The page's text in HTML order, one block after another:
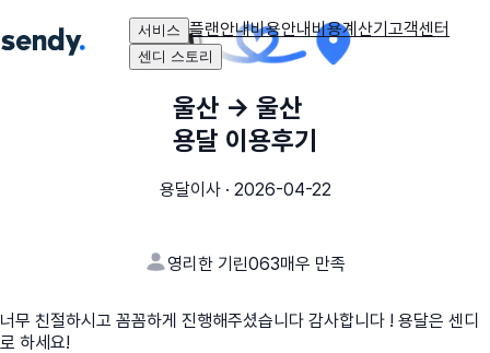
서비스 플랜안내비용안내비용계산기고객센터
센디 스토리
울산 → 울산
용달 이용후기
용달이사· 2026-04-22
영리한 기린063매우 만족
너무 친절하시고 꼼꼼하게 진행해주셨습니다 감사합니다 ! 용달은 센디
로 하세요!